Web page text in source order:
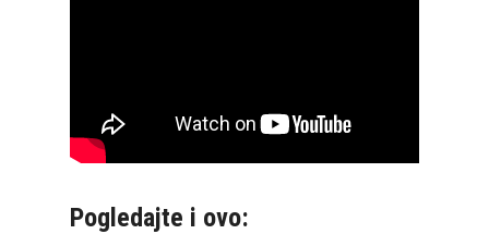
Pogledajte i ovo: